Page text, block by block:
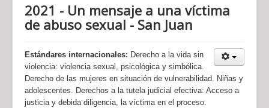
2021 - Un mensaje a una víctima
de abuso sexual - San Juan
Estándares internacionales: Derecho a la vida sin
violencia: violencia sexual, psicológica y simbólica.
Derecho de las mujeres en situación de vulnerabilidad. Niñas y
adolescentes. Derechos a la tutela judicial efectiva: Acceso a
justicia y debida diligencia, la víctima en el proceso.